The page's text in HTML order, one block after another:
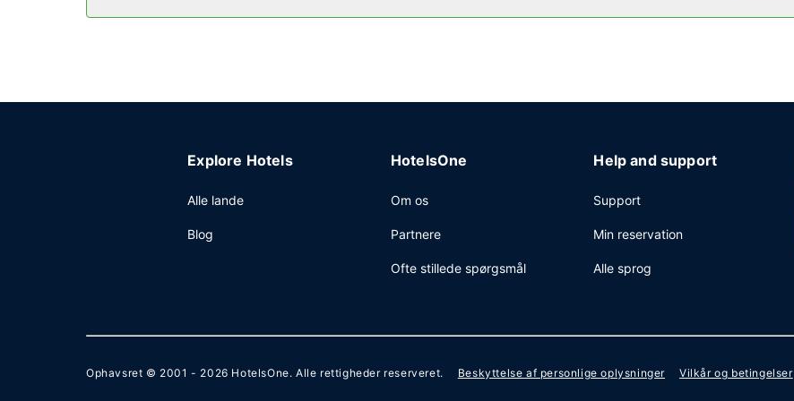
Explore Hotels
Alle lande
Blog
HotelsOne
Om os
Partnere
Ofte stillede spørgsmål
Help and support
Support
Min reservation
Alle sprog
Ophavsret © 2001 - 2026 HotelsOne. Alle rettigheder reserveret. Beskyttelse af personlige oplysninger Vilkår og betingelser